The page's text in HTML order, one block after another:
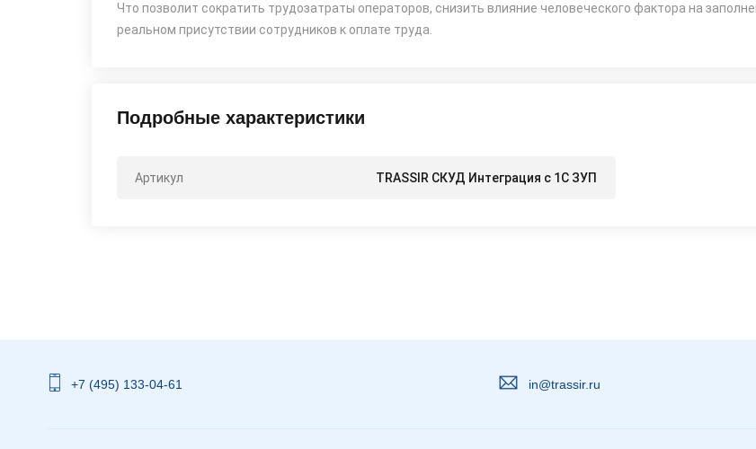
Что позволит сократить трудозатраты операторов, снизить влияние человеческого фактора на
реальном присутствии сотрудников к оплате труда.
Подробные характеристики
Артикул TRASSIR СКУД Интеграция с 1С ЗУП
+7 (495) 133-04-61 in@trassir.ru